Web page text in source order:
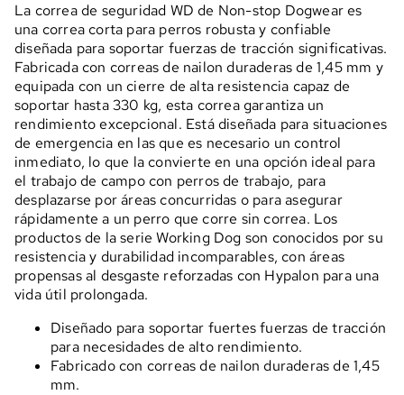
La correa de seguridad WD de Non-stop Dogwear es
una correa corta para perros robusta y confiable
diseñada para soportar fuerzas de tracción significativas.
Fabricada con correas de nailon duraderas de 1,45 mm y
equipada con un cierre de alta resistencia capaz de
soportar hasta 330 kg, esta correa garantiza un
rendimiento excepcional. Está diseñada para situaciones
de emergencia en las que es necesario un control
inmediato, lo que la convierte en una opción ideal para
el trabajo de campo con perros de trabajo, para
desplazarse por áreas concurridas o para asegurar
rápidamente a un perro que corre sin correa. Los
productos de la serie Working Dog son conocidos por su
resistencia y durabilidad incomparables, con áreas
propensas al desgaste reforzadas con Hypalon para una
vida útil prolongada.
Diseñado para soportar fuertes fuerzas de tracción
para necesidades de alto rendimiento.
Fabricado con correas de nailon duraderas de 1,45
mm.